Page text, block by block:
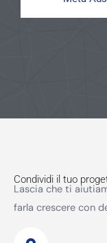
Condividi il tuo
Lascia che ti
farla crescere con